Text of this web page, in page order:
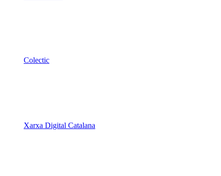
Colectic
Xarxa Digital Catalana